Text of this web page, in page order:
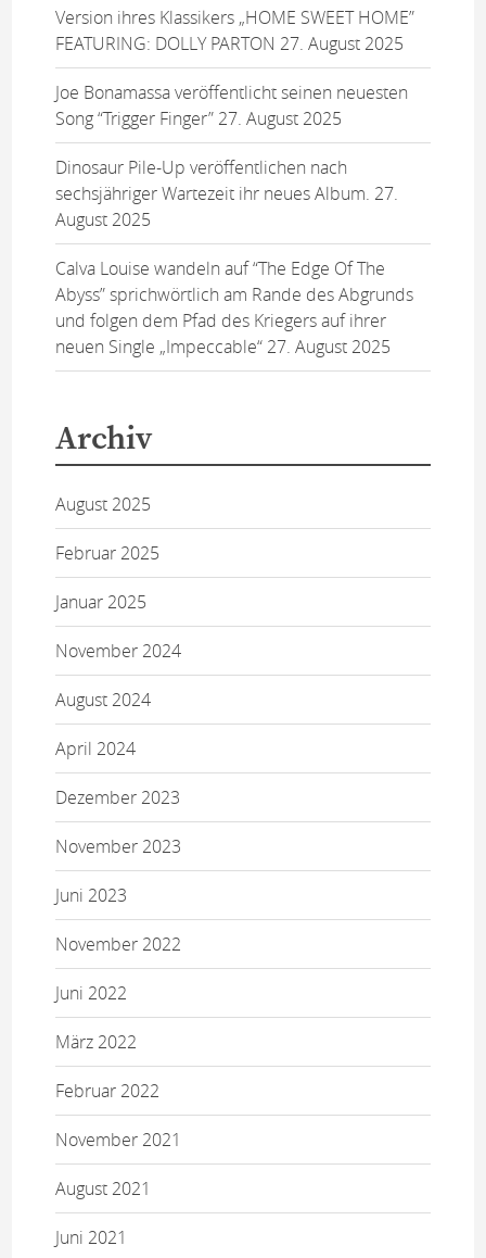
Version ihres Klassikers „HOME SWEET HOME”
FEATURING: DOLLY PARTON 27. August 2025
Joe Bonamassa veröffentlicht seinen neuesten
Song “Trigger Finger” 27. August 2025
Dinosaur Pile-Up veröffentlichen nach
sechsjähriger Wartezeit ihr neues Album. 27.
August 2025
Calva Louise wandeln auf “The Edge Of The
Abyss” sprichwörtlich am Rande des Abgrunds
und folgen dem Pfad des Kriegers auf ihrer
neuen Single „Impeccable“ 27. August 2025
Archiv
August 2025
Februar 2025
Januar 2025
November 2024
August 2024
April 2024
Dezember 2023
November 2023
Juni 2023
November 2022
Juni 2022
März 2022
Februar 2022
November 2021
August 2021
Juni 2021